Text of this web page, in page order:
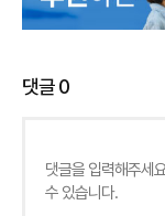
댓글0